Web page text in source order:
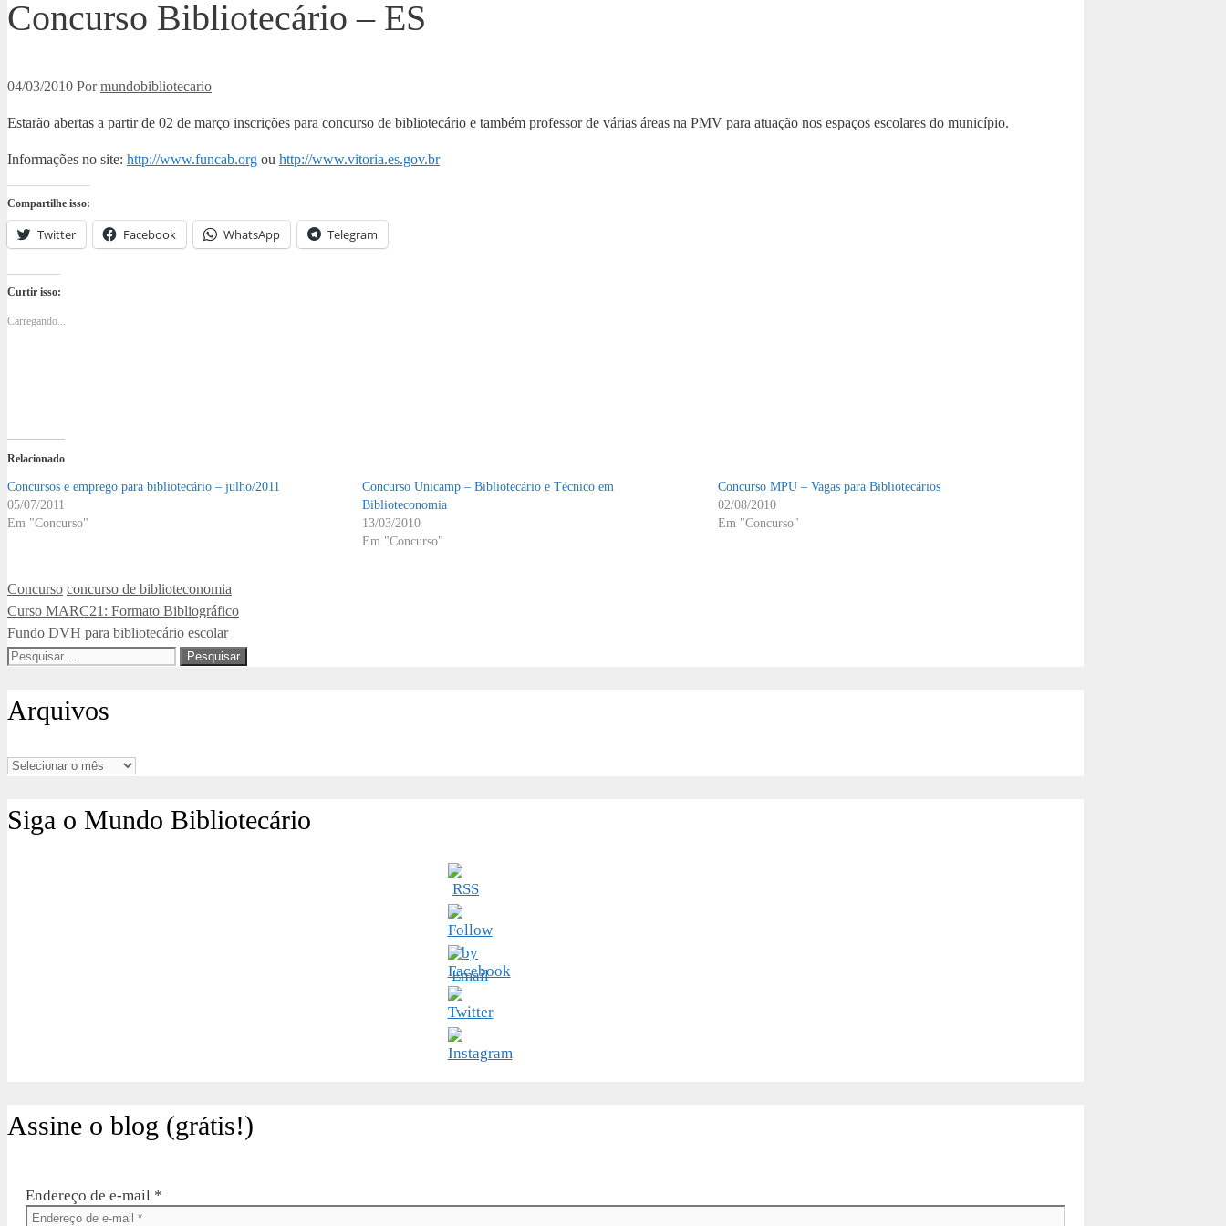
Concurso Bibliotecário – ES
04/03/2010 Pormundobibliotecario
Estarão abertas a partir de 02 de março inscrições para concurso de bibliotecário e também professor de várias áreas na PMV para atuação nos espaços escolares do município.
Informações no site: http://www.funcab.org ou http://www.vitoria.es.gov.br
Compartilhe isso:
Twitter Facebook WhatsApp Telegram
Curtir isso:
Carregando...
Relacionado
Concursos e emprego para bibliotecário – julho/2011
05/07/2011
Em "Concurso"
Concurso Unicamp – Bibliotecário e Técnico em
Biblioteconomia
13/03/2010
Em "Concurso"
Concurso MPU – Vagas para Bibliotecários
02/08/2010
Em "Concurso"
Categorias
Concurso Tags
concurso de biblioteconomia
Curso MARC21: Formato Bibliográfico
Fundo DVH para bibliotecário escolar
Pesquisar
Arquivos
Arquivos
Siga o Mundo Bibliotecário
Assine o blog (grátis!)
Endereço de e-mail *